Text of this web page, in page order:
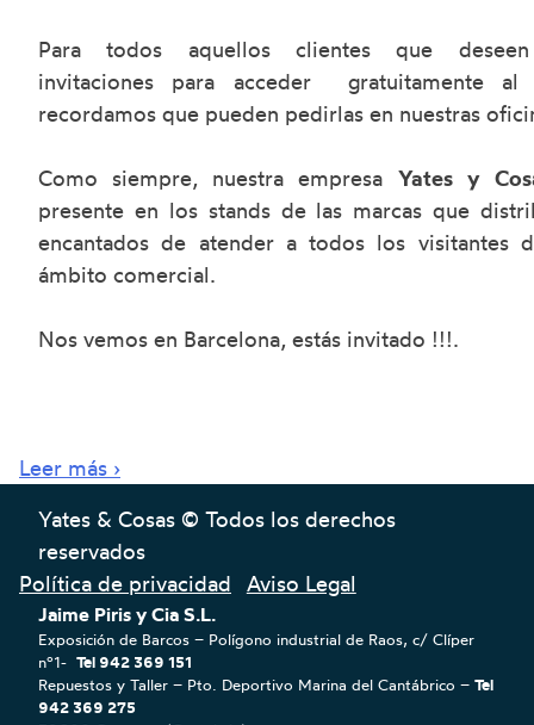
Para todos aquellos clientes que
invitaciones para acceder gratuitamente al
recordamos que pueden pedirlas en nuestras
Como siempre, nuestra empresa Yates y
presente en los stands de las marcas que
encantados de atender a todos los visitantes
ámbito comercial.
Nos vemos en Barcelona, estás invitado !!!.
Leer más ›
Yates & Cosas © Todos los derechos
reservados
Política de privacidad
Aviso Legal
Jaime Piris y Cia S.L.
Exposición de Barcos – Polígono industrial de Raos, c/ Clíper
nº1- Tel 942 369 151
Repuestos y Taller – Pto. Deportivo Marina del Cantábrico – Tel
942 369 275